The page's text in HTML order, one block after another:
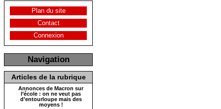
Plan du site
Contact
Connexion
Navigation
Articles de la rubrique
Annonces de Macron sur
l’école : on ne veut pas
d’entourloupe mais des
moyens !